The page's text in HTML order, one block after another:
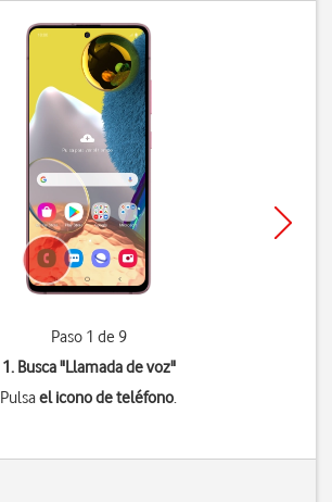
Paso 1 de 9
1. Busca "Llamada de voz"
Pulsael icono de teléfono.